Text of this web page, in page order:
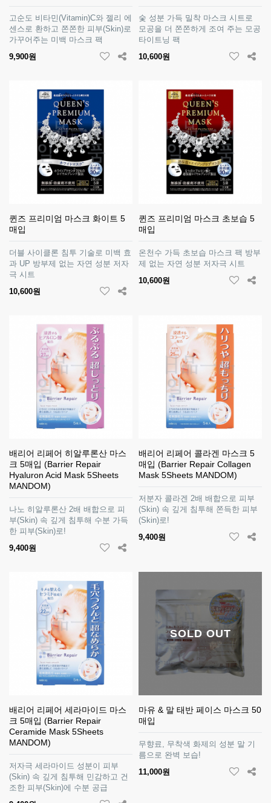
고순도 비타민(Vitamin)C와 젤리 에
센스로 환하고 쫀쫀한 피부(Skin)로
가꾸어주는 미백 마스크 팩
9,900원
숯 성분 가득 밀착 마스크 시트로
모공을 더 쫀쫀하게 조여 주는 모공
타이트닝 팩
10,600원
퀸즈 프리미엄 마스크 화이트 5
매입
더블 사이클론 침투 기술로 미백 효
과 UP 방부제 없는 자연 성분 저자
극 시트
10,600원
퀸즈 프리미엄 마스크 초보습 5
매입
온천수 가득 초보습 마스크 팩 방부
제 없는 자연 성분 저자극 시트
10,600원
배리어 리페어 히알루론산 마스
크 5매입 (Barrier Repair
Hyaluron Acid Mask 5Sheets
MANDOM)
나노 히알루론산 2배 배합으로 피
부(Skin) 속 깊게 침투해 수분 가득
한 피부(Skin)로!
9,400원
배리어 리페어 콜라겐 마스크 5
매입 (Barrier Repair Collagen
Mask 5Sheets MANDOM)
저분자 콜라겐 2배 배합으로 피부
(Skin) 속 깊게 침투해 쫀득한 피부
(Skin)로!
9,400원
배리어 리페어 세라마이드 마스
크 5매입 (Barrier Repair
Ceramide Mask 5Sheets
MANDOM)
저자극 세라마이드 성분이 피부
(Skin) 속 깊게 침투해 민감하고 건
조한 피부(Skin)에 수분 공급
SOLD OUT
마유 & 말 태반 페이스 마스크 50
매입
무향료, 무착색 화제의 성분 말 기
름으로 완벽 보습!
11,000원